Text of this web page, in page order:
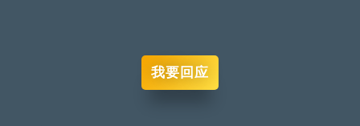
我要回应